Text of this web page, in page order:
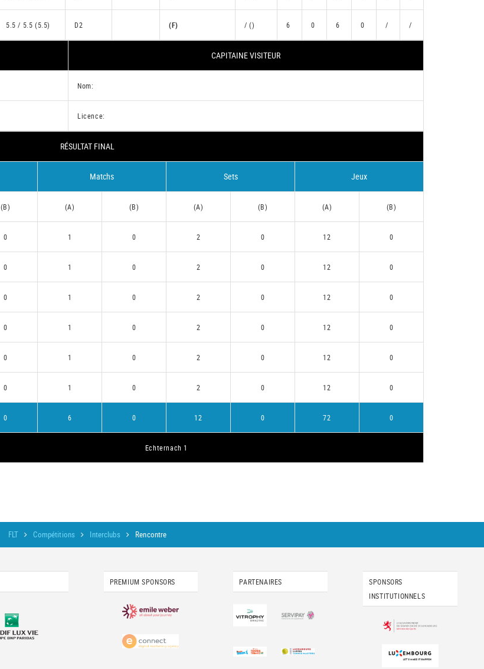
5.5 / 5.5 (5.5) D2 (F) / () 6 0 6 0 / /
CAPITAINE VISITEUR
Nom:
Licence:
RÉSULTAT FINAL
Matchs Sets Jeux
(B) (A) (B) (A) (B) (A) (B)
0 1 0 2 0 12 0
0 1 0 2 0 12 0
0 1 0 2 0 12 0
0 1 0 2 0 12 0
0 1 0 2 0 12 0
0 1 0 2 0 12 0
0 6 0 12 0 72 0
Echternach 1
FLT Compétitions Interclubs Rencontre
PREMIUM SPONSORS PARTENAIRES
SPONSORS
INSTITUTIONNELS